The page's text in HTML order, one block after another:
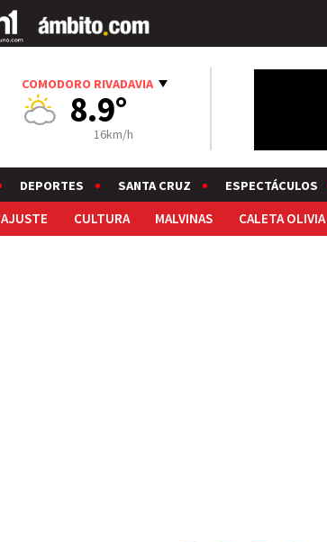
COMODORO RIVADAVIA
8.9°
16km/h
DEPORTES SANTA CRUZ ESPECTÁCULOS
AJUSTE CULTURA MALVINAS CALETA OLIVIA